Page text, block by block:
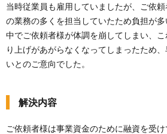
当時従業員も雇用していましたが、ご依
の業務の多くを担当していたため負担が
中でご依頼者様が体調を崩してしまい、
り上げがあがらなくなってしまったため
いとのご意向でした。
解決内容
ご依頼者様は事業資金のために融資を受